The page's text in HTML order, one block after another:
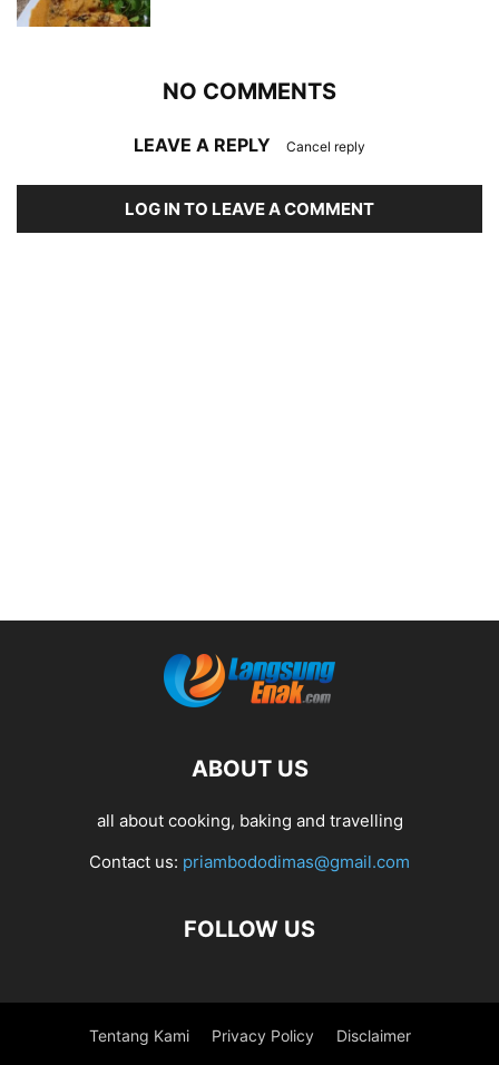
NO COMMENTS
LEAVE A REPLY Cancel reply
LOG IN TO LEAVE A COMMENT
ABOUT US
all about cooking, baking and travelling
Contact us: priambododimas@gmail.com
FOLLOW US
Tentang Kami Privacy Policy Disclaimer